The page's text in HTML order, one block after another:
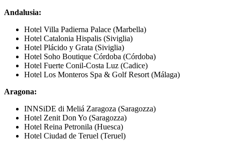
Andalusia:
Hotel Villa Padierna Palace (Marbella)
Hotel Catalonia Hispalis (Siviglia)
Hotel Plácido y Grata (Siviglia)
Hotel Soho Boutique Córdoba (Córdoba)
Hotel Fuerte Conil-Costa Luz (Cadice)
Hotel Los Monteros Spa & Golf Resort (Málaga)
Aragona:
INNSiDE di Meliá Zaragoza (Saragozza)
Hotel Zenit Don Yo (Saragozza)
Hotel Reina Petronila (Huesca)
Hotel Ciudad de Teruel (Teruel)